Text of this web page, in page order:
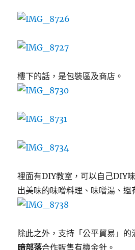
樓下的話，是包裝區及商店。
裡面有DIY教室，可以自己DIY
出美味的味噌料理、味噌湯、還
除此之外，支持「公平貿易」的
暗部落合作販售有機金針。